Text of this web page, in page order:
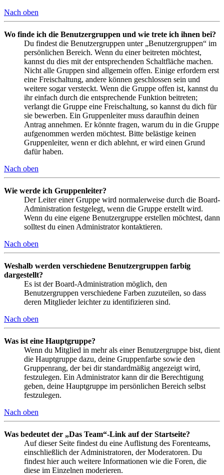
Nach oben
Wo finde ich die Benutzergruppen und wie trete ich ihnen bei?
Du findest die Benutzergruppen unter „Benutzergruppen“ im
persönlichen Bereich. Wenn du einer beitreten möchtest,
kannst du dies mit der entsprechenden Schaltfläche machen.
Nicht alle Gruppen sind allgemein offen. Einige erfordern erst
eine Freischaltung, andere können geschlossen sein und
weitere sogar versteckt. Wenn die Gruppe offen ist, kannst du
ihr einfach durch die entsprechende Funktion beitreten;
verlangt die Gruppe eine Freischaltung, so kannst du dich für
sie bewerben. Ein Gruppenleiter muss daraufhin deinen
Antrag annehmen. Er könnte fragen, warum du in die Gruppe
aufgenommen werden möchtest. Bitte belästige keinen
Gruppenleiter, wenn er dich ablehnt, er wird einen Grund
dafür haben.
Nach oben
Wie werde ich Gruppenleiter?
Der Leiter einer Gruppe wird normalerweise durch die Board-
Administration festgelegt, wenn die Gruppe erstellt wird.
Wenn du eine eigene Benutzergruppe erstellen möchtest, dann
solltest du einen Administrator kontaktieren.
Nach oben
Weshalb werden verschiedene Benutzergruppen farbig
dargestellt?
Es ist der Board-Administration möglich, den
Benutzergruppen verschiedene Farben zuzuteilen, so dass
deren Mitglieder leichter zu identifizieren sind.
Nach oben
Was ist eine Hauptgruppe?
Wenn du Mitglied in mehr als einer Benutzergruppe bist, dient
die Hauptgruppe dazu, deine Gruppenfarbe sowie den
Gruppenrang, der bei dir standardmäßig angezeigt wird,
festzulegen. Ein Administrator kann dir die Berechtigung
geben, deine Hauptgruppe im persönlichen Bereich selbst
festzulegen.
Nach oben
Was bedeutet der „Das Team“-Link auf der Startseite?
Auf dieser Seite findest du eine Auflistung des Forenteams,
einschließlich der Administratoren, der Moderatoren. Du
findest hier auch weitere Informationen wie die Foren, die
diese im Einzelnen moderieren.